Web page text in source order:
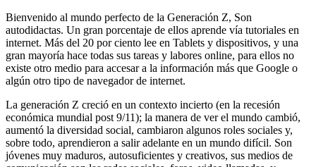
Bienvenido al mundo perfecto de la Generación Z, Son
autodidactas. Un gran porcentaje de ellos aprende vía tutoriales en
internet. Más del 20 por ciento lee en Tablets y dispositivos, y una
gran mayoría hace todas sus tareas y labores online, para ellos no
existe otro medio para accesar a la información más que Google o
algún otro tipo de navegador de internet.
La generación Z creció en un contexto incierto (en la recesión
económica mundial post 9/11); la manera de ver el mundo cambió,
aumentó la diversidad social, cambiaron algunos roles sociales y,
sobre todo, aprendieron a salir adelante en un mundo difícil. Son
jóvenes muy maduros, autosuficientes y creativos, sus medios de